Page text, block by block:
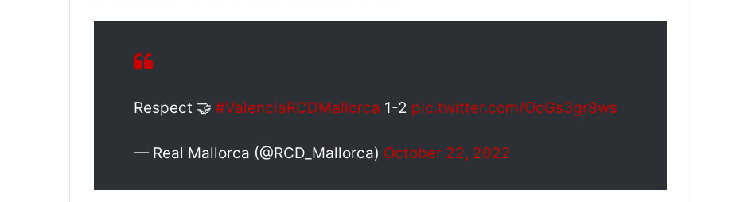
Respect 🤝 #ValenciaRCDMallorca 1-2 pic.twitter.com/OoGs3gr8ws
— Real Mallorca (@RCD_Mallorca) October 22, 2022